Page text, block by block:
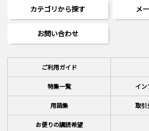
カテゴリから探す メ
お問い合わせ
ご利用ガイド
特集一覧 イン
用語集 取引
お便りの講読希望